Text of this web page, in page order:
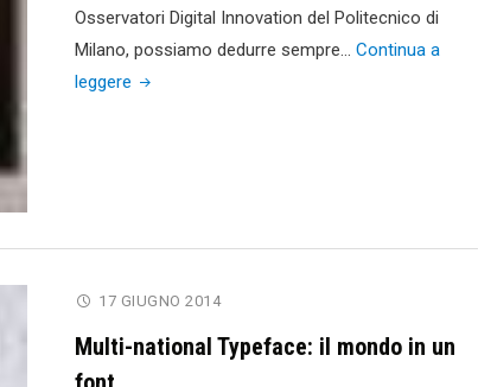
Osservatori Digital Innovation del Politecnico di
Milano, possiamo dedurre sempre… Continua a
leggere "La
17 GIUGNO 2014
Multi-national Typeface: il mondo in un